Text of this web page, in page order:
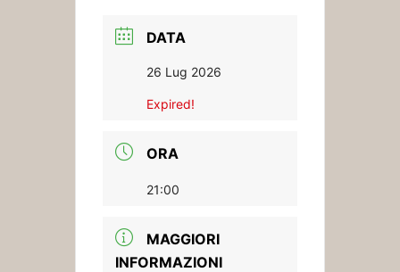
DATA
26 Lug 2026
Expired!
ORA
21:00
MAGGIORI
INFORMAZIONI